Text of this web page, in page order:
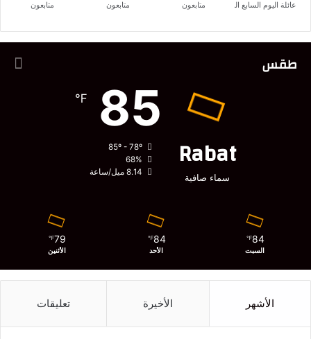
عائلة اليوم السابع المغربية متابعون متابعون متابعون
طقس
Rabat
سماء صافية
85
℉
68%
8.14 ميل/ساعة
84
℉
السبت
84
℉
الأحد
79
℉
الأثنين
الأشهر الأخيرة تعليقات